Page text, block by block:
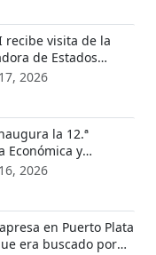
recibe visita de la
de Estados
República
2026
la 12.ª
Económica y
2026
2026
en Puerto Plata
era buscado por